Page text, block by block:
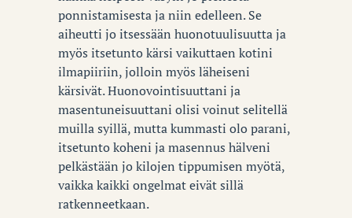
ponnistamisesta ja niin edelleen. Se
aiheutti jo itsessään huonotuulisuutta ja
myös itsetunto kärsi vaikuttaen kotini
ilmapiiriin, jolloin myös läheiseni
kärsivät. Huonovointisuuttani ja
masentuneisuuttani olisi voinut selitellä
muilla syillä, mutta kummasti olo parani,
itsetunto koheni ja masennus hälveni
pelkästään jo kilojen tippumisen myötä,
vaikka kaikki ongelmat eivät sillä
ratkenneetkaan.